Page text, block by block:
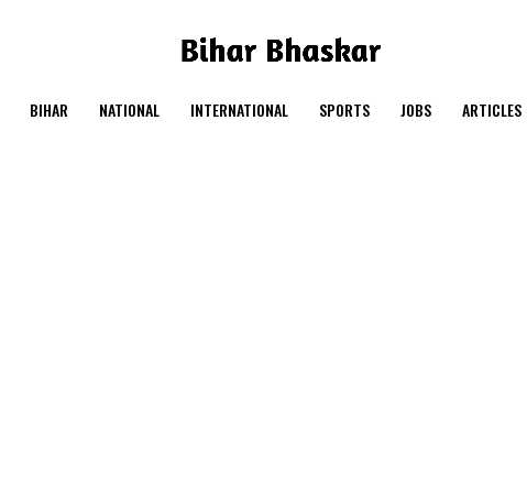
BIHAR NATIONAL INTERNATIONAL SPORTS JOBS ARTICLES